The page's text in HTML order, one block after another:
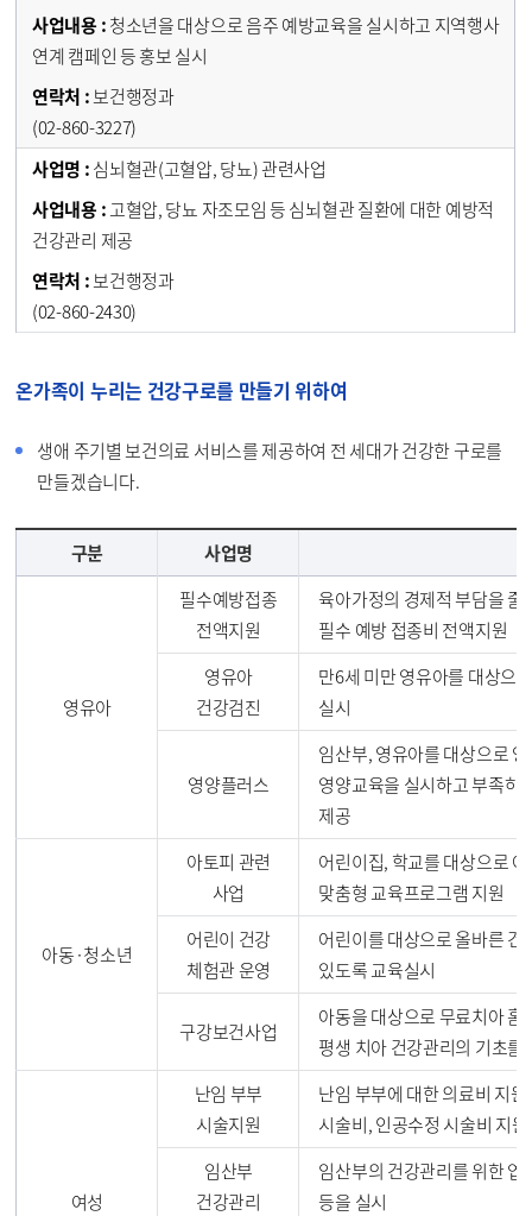
청소년을 대상으로 음주 예방교육을 실시하고 지역행사
연계 캠페인 등 홍보 실시
보건행정과
(02-860-3227)
심뇌혈관(고혈압, 당뇨) 관련사업
고혈압, 당뇨 자조모임 등 심뇌혈관 질환에 대한 예방적
건강관리 제공
보건행정과
(02-860-2430)
온가족이 누리는 건강구로를 만들기 위하여
생애 주기별 보건의료 서비스를 제공하여 전 세대가 건강한 구로를
만들겠습니다.
구분 사업명
영유아
필수예방접종
전액지원
육아가정의 경제적 부담을
필수 예방 접종비 전액지원
영유아
건강검진
만6세 미만 영유아를 대상으
실시
영양플러스
임산부, 영유아를 대상으로
영양교육을 실시하고 부족하
제공
아동·청소년
아토피 관련
사업
어린이집, 학교를 대상으로
맞춤형 교육프로그램 지원
어린이 건강
체험관 운영
어린이를 대상으로 올바른
있도록 교육실시
구강보건사업
아동을 대상으로 무료치아
평생 치아 건강관리의 기초를
여성
난임 부부
시술지원
난임 부부에 대한 의료비 지
시술비, 인공수정 시술비 지원
임산부
건강관리
임산부의 건강관리를 위한
등을 실시